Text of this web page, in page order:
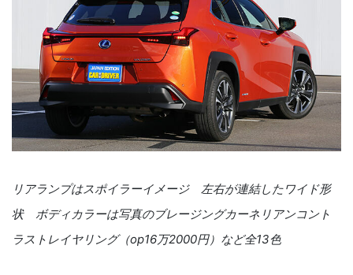
リアランプはスポイラーイメージ 左右が連結したワイド形
状 ボディカラーは写真のブレージングカーネリアンコント
ラストレイヤリング（op16万2000円）など全13色